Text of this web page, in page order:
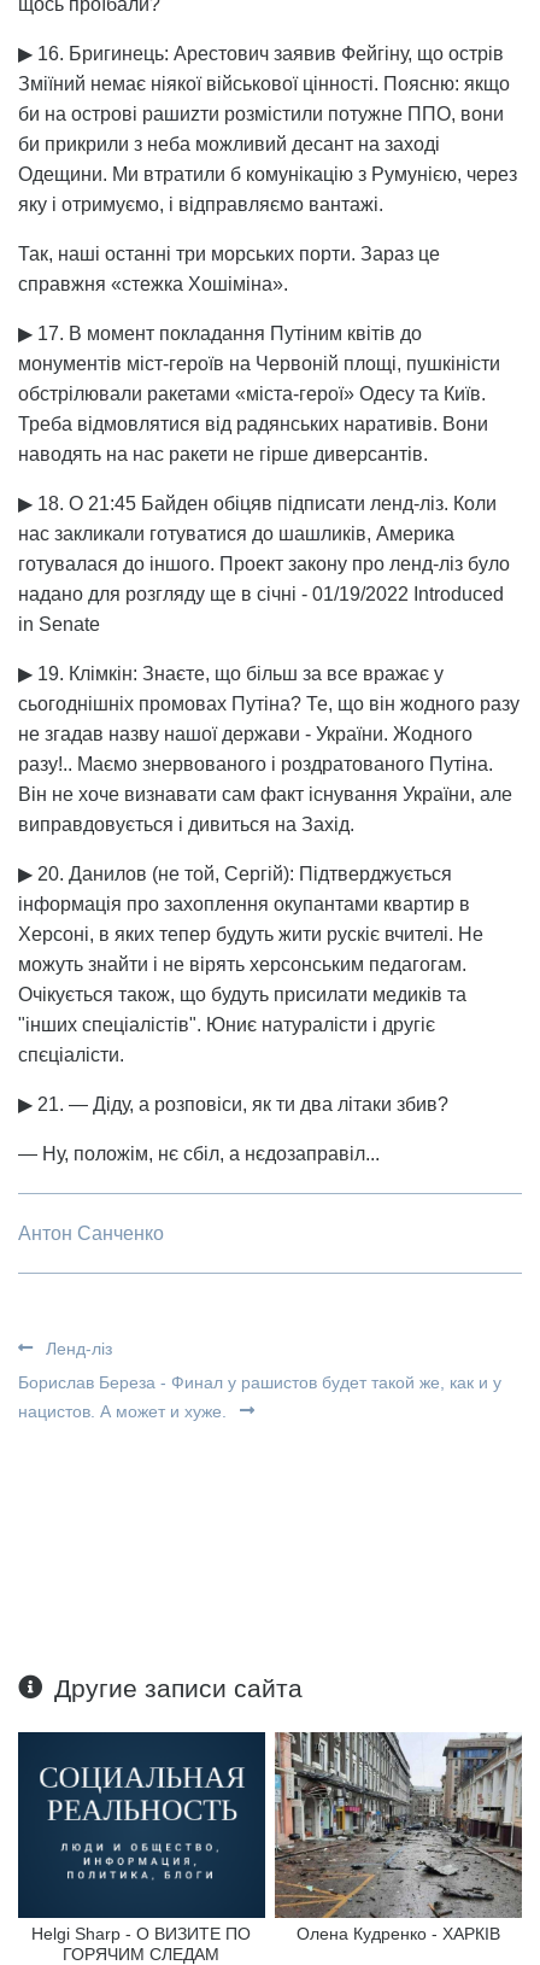
щось проїбали?
▶ 16. Бригинець: Арестович заявив Фейгіну, що острів
Зміїний немає ніякої військової цінності. Поясню: якщо
би на острові рашиzти розмістили потужне ППО, вони
би прикрили з неба можливий десант на заході
Одещини. Ми втратили б комунікацію з Румунією, через
яку і отримуємо, і відправляємо вантажі.
Так, наші останні три морських порти. Зараз це
справжня «стежка Хошіміна».
▶ 17. В момент покладання Путіним квітів до
монументів міст-героїв на Червоній площі, пушкіністи
обстрілювали ракетами «міста-герої» Одесу та Київ.
Треба відмовлятися від радянських наративів. Вони
наводять на нас ракети не гірше диверсантів.
▶ 18. О 21:45 Байден обіцяв підписати ленд-ліз. Коли
нас закликали готуватися до шашликів, Америка
готувалася до іншого. Проект закону про ленд-ліз було
надано для розгляду ще в січні - 01/19/2022 Introduced
in Senate
▶ 19. Клімкін: Знаєте, що більш за все вражає у
сьогоднішніх промовах Путіна? Те, що він жодного разу
не згадав назву нашої держави - України. Жодного
разу!.. Маємо знервованого і роздратованого Путіна.
Він не хоче визнавати сам факт існування України, але
виправдовується і дивиться на Захід.
▶ 20. Данилов (не той, Сергій): Підтверджується
інформація про захоплення окупантами квартир в
Херсоні, в яких тепер будуть жити рускіє вчителі. Не
можуть знайти і не вірять херсонським педагогам.
Очікується також, що будуть присилати медиків та
"інших спеціалістів". Юниє натуралісти і другіє
спєціалісти.
▶ 21. — Діду, а розповіси, як ти два літаки збив?
— Ну, положім, нє сбіл, а нєдозаправіл...
Антон Санченко
Ленд-ліз
Борислав Береза - Финал у рашистов будет такой же, как и у
нацистов. А может и хуже.
Другие записи сайта
Helgi Sharp - О ВИЗИТЕ ПО
ГОРЯЧИМ СЛЕДАМ
Олена Кудренко - ХАРКІВ